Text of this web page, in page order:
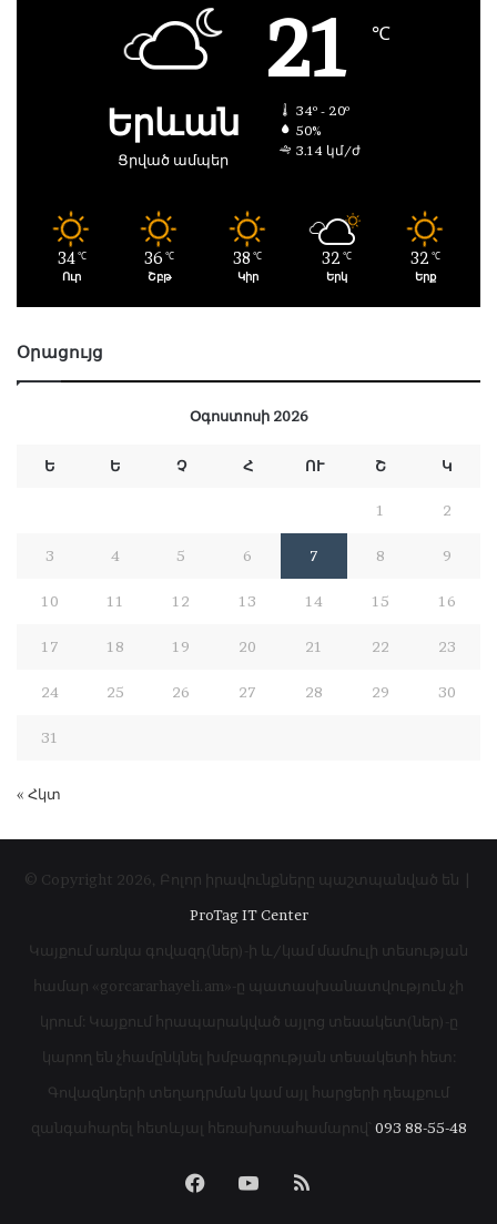
Երևան
Ցրված ամպեր
21 ℃
34º - 20º
50%
3.14 կմ/ժ
34 ℃
Ուր
36 ℃
Շբթ
38 ℃
Կիր
32 ℃
Երկ
32 ℃
Երք
Օրացույց
Օգոստոսի 2026
Ե Ե Չ Հ ՈՒ Շ Կ
1 2
3 4 5 6 7 8 9
10 11 12 13 14 15 16
17 18 19 20 21 22 23
24 25 26 27 28 29 30
31
« Հկտ
© Copyright 2026, Բոլոր իրավունքները պաշտպանված են |
ProTag IT Center
Կայքում առկա գովազդ(ներ)-ի և/կամ մամուլի տեսության
համար «gorcararhayeli.am»-ը պատասխանատվություն չի
կրում: Կայքում հրապարակված այլոց տեսակետ(ներ)-ը
կարող են չհամընկնել խմբագրության տեսակետի հետ:
Գովազնդերի տեղադրման կամ այլ հարցերի դեպքում
զանգահարել հետևյալ հեռախոսահամարով՝ 093 88-55-48
FacebookYouTube